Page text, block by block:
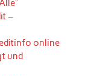
–
online
und